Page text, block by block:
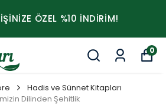
ÖZEL %10 İNDİRİM!
0
Hadis ve Sünnet Kitapları
Dilinden Şehitlik